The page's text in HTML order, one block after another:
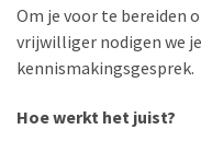
Om je voor te bereiden
vrijwilliger nodigen we
kennismakingsgesprek.
Hoe werkt het juist?